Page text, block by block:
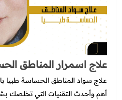
علاج اسمرار المناطق
علاج سواد المناطق الحساسة طبيا
أهم وأحدث التقنيات التي تخلصك